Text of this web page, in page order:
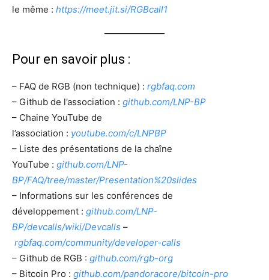
le même : https://meet.jit.si/RGBcall1
Pour en savoir plus :
– FAQ de RGB (non technique) : rgbfaq.com
– Github de l’association : github.com/LNP-BP
– Chaine YouTube de
l’association : youtube.com/c/LNPBP
– Liste des présentations de la chaîne
YouTube : github.com/LNP-
BP/FAQ/tree/master/Presentation%20slides
– Informations sur les conférences de
développement : github.com/LNP-
BP/devcalls/wiki/Devcalls –
rgbfaq.com/community/developer-calls
– Github de RGB : github.com/rgb-org
– Bitcoin Pro : github.com/pandoracore/bitcoin-pro